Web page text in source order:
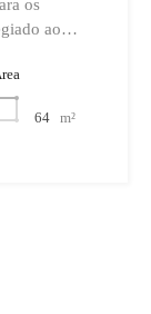
os
ao…
64 m²